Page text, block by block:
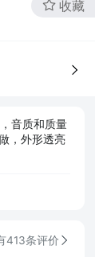
收藏
音质和质量
，外形透亮
413条评价